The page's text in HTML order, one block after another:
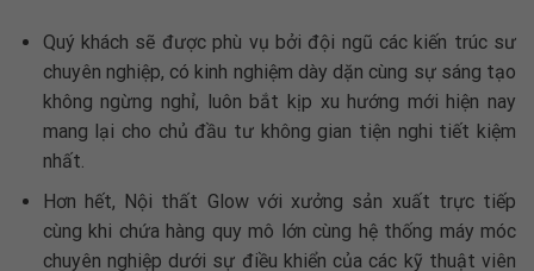
Quý khách sẽ được phù vụ bởi đội ngũ các kiến trúc sư
chuyên nghiệp, có kinh nghiệm dày dặn cùng sự sáng tạo
không ngừng nghỉ, luôn bắt kịp xu hướng mới hiện nay
mang lại cho chủ đầu tư không gian tiện nghi tiết kiệm
nhất.
Hơn hết, Nội thất Glow với xưởng sản xuất trực tiếp
cùng khi chứa hàng quy mô lớn cùng hệ thống máy móc
chuyên nghiệp dưới sự điều khiển của các kỹ thuật viên